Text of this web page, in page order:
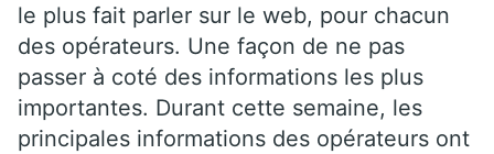
le plus fait parler sur le web, pour chacun
des opérateurs. Une façon de ne pas
passer à coté des informations les plus
importantes. Durant cette semaine, les
principales informations des opérateurs ont